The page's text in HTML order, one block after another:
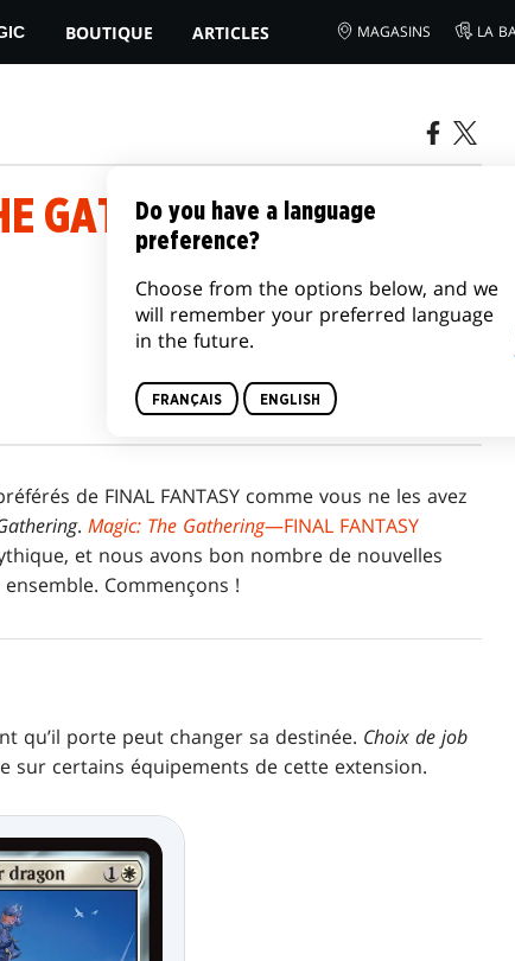
BOUTIQUE ARTICLES MAGASINS LA
GATHERING—FINAL
de FINAL FANTASY comme vous ne les avez
. Magic: The Gathering—FINAL FANTASY
et nous avons bon nombre de nouvelles
Commençons !
qu’il porte peut changer sa destinée. Choix de job
sur certains équipements de cette extension.
Do you have a language
preference?
Choose from the options below, and we
will remember your preferred language
in the future.
FRANÇAIS ENGLISH